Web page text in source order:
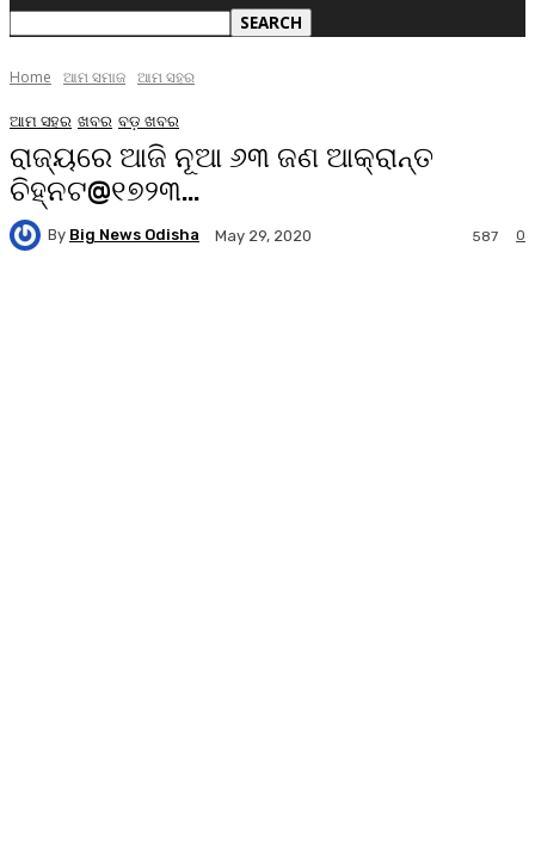
Home ଆମ ସମାଜ ଆମ ସହର
ଆମ ସହର ଖବର ବଡ଼ ଖବର
ରାଜ୍ୟରେ ଆଜି ନୂଆ ୬୩ ଜଣ ଆକ୍ରାନ୍ତ
ଚିହ୍ନଟ@୧୭୨୩…
By Big News Odisha May 29, 2020 0
587